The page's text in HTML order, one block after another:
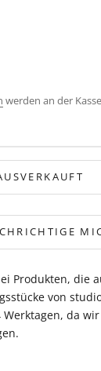
werden an der
Produkten, die
von
da